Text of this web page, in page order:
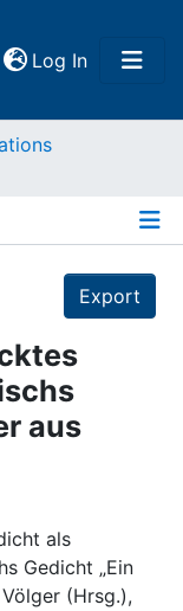
Log In(current)
Export
aus
als
Gedicht „Ein
(Hrsg.),